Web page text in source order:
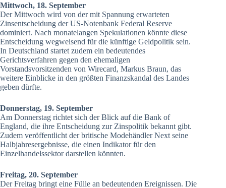
Mittwoch, 18. September
Der Mittwoch wird von der mit Spannung erwarteten
Zinsentscheidung der US-Notenbank Federal Reserve
dominiert. Nach monatelangen Spekulationen könnte diese
Entscheidung wegweisend für die künftige Geldpolitik sein.
In Deutschland startet zudem ein bedeutendes
Gerichtsverfahren gegen den ehemaligen
Vorstandsvorsitzenden von Wirecard, Markus Braun, das
weitere Einblicke in den größten Finanzskandal des Landes
geben dürfte.
Donnerstag, 19. September
Am Donnerstag richtet sich der Blick auf die Bank of
England, die ihre Entscheidung zur Zinspolitik bekannt gibt.
Zudem veröffentlicht der britische Modehändler Next seine
Halbjahresergebnisse, die einen Indikator für den
Einzelhandelssektor darstellen könnten.
Freitag, 20. September
Der Freitag bringt eine Fülle an bedeutenden Ereignissen. Die